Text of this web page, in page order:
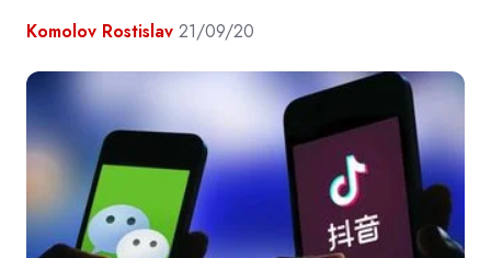
Komolov Rostislav 21/09/20